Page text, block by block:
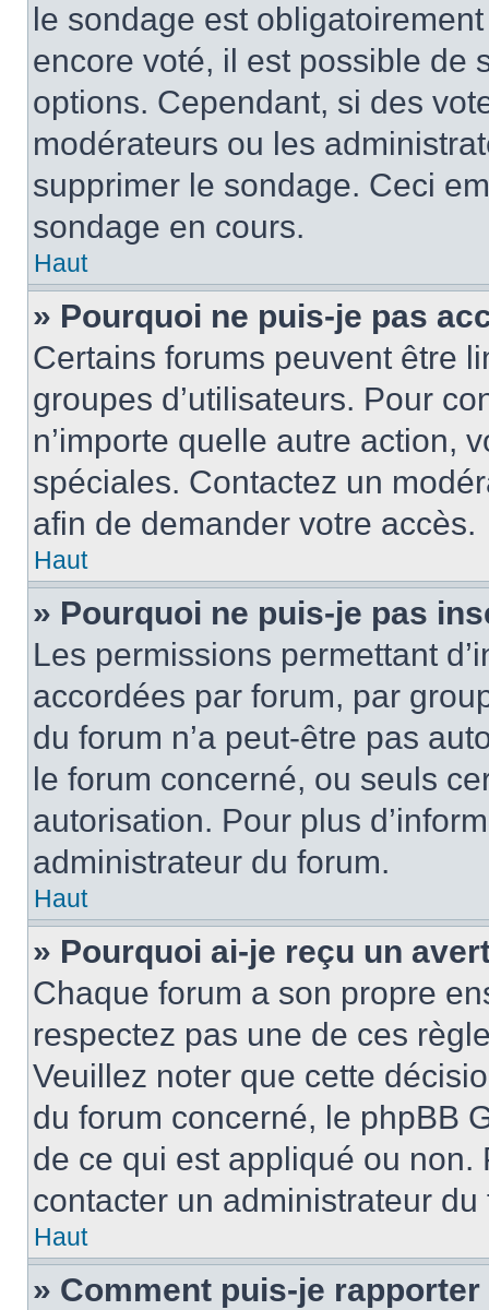
le sondage est
encore voté, il est possible de
options. Cependant, si des
modérateurs ou les
supprimer le sondage. Ceci
sondage en cours.
Haut
» Pourquoi ne puis-je pas
Certains forums peuvent être
groupes d’utilisateurs. Pour
n’importe quelle autre action,
spéciales. Contactez un
afin de demander votre accès.
Haut
» Pourquoi ne puis-je pas
Les permissions permettant
accordées par forum, par
du forum n’a peut-être pas
le forum concerné, ou seuls
autorisation. Pour plus
administrateur du forum.
Haut
» Pourquoi ai-je reçu un
Chaque forum a son propre
respectez pas une de ces
Veuillez noter que cette
du forum concerné, le phpBB
de ce qui est appliqué ou non.
contacter un administrateur du
Haut
» Comment puis-je